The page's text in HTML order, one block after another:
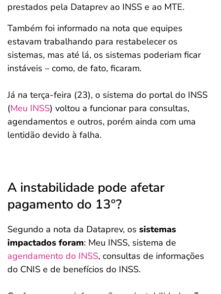
prestados pela Dataprev ao INSS e ao MTE.
Também foi informado na nota que equipes
estavam trabalhando para restabelecer os
sistemas, mas até lá, os sistemas poderiam ficar
instáveis – como, de fato, ficaram.
Já na terça-feira (23), o sistema do portal do INSS
(Meu INSS) voltou a funcionar para consultas,
agendamentos e outros, porém ainda com uma
lentidão devido à falha.
A instabilidade pode afetar
pagamento do 13º?
Segundo a nota da Dataprev, os sistemas
impactados foram: Meu INSS, sistema de
agendamento do INSS, consultas de informações
do CNIS e de benefícios do INSS.